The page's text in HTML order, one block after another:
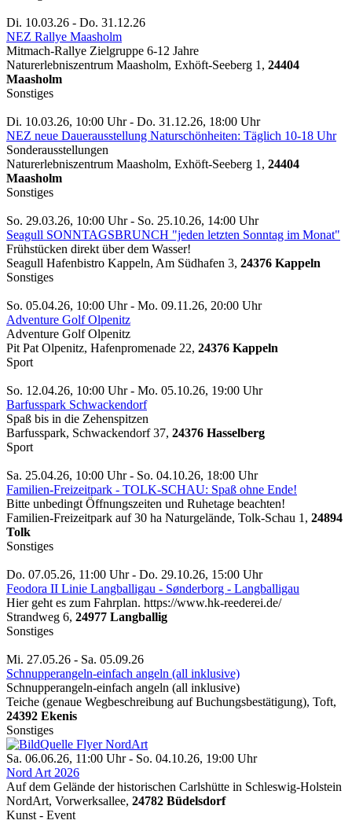
Di. 10.03.26 - Do. 31.12.26
NEZ Rallye Maasholm
Mitmach-Rallye Zielgruppe 6-12 Jahre
Naturerlebniszentrum Maasholm, Exhöft-Seeberg 1, 24404
Maasholm
Sonstiges
Di. 10.03.26, 10:00 Uhr - Do. 31.12.26, 18:00 Uhr
NEZ neue Dauerausstellung Naturschönheiten: Täglich 10-18 Uhr
Sonderausstellungen
Naturerlebniszentrum Maasholm, Exhöft-Seeberg 1, 24404
Maasholm
Sonstiges
So. 29.03.26, 10:00 Uhr - So. 25.10.26, 14:00 Uhr
Seagull SONNTAGSBRUNCH "jeden letzten Sonntag im Monat"
Frühstücken direkt über dem Wasser!
Seagull Hafenbistro Kappeln, Am Südhafen 3, 24376 Kappeln
Sonstiges
So. 05.04.26, 10:00 Uhr - Mo. 09.11.26, 20:00 Uhr
Adventure Golf Olpenitz
Adventure Golf Olpenitz
Pit Pat Olpenitz, Hafenpromenade 22, 24376 Kappeln
Sport
So. 12.04.26, 10:00 Uhr - Mo. 05.10.26, 19:00 Uhr
Barfusspark Schwackendorf
Spaß bis in die Zehenspitzen
Barfusspark, Schwackendorf 37, 24376 Hasselberg
Sport
Sa. 25.04.26, 10:00 Uhr - So. 04.10.26, 18:00 Uhr
Familien-Freizeitpark - TOLK-SCHAU: Spaß ohne Ende!
Bitte unbedingt Öffnungszeiten und Ruhetage beachten!
Familien-Freizeitpark auf 30 ha Naturgelände, Tolk-Schau 1, 24894
Tolk
Sonstiges
Do. 07.05.26, 11:00 Uhr - Do. 29.10.26, 15:00 Uhr
Feodora II Linie Langballigau - Sønderborg - Langballigau
Hier geht es zum Fahrplan. https://www.hk-reederei.de/
Strandweg 6, 24977 Langballig
Sonstiges
Mi. 27.05.26 - Sa. 05.09.26
Schnupperangeln-einfach angeln (all inklusive)
Schnupperangeln-einfach angeln (all inklusive)
Teiche (genaue Wegbeschreibung auf Buchungsbestätigung), Toft,
24392 Ekenis
Sonstiges
Sa. 06.06.26, 11:00 Uhr - So. 04.10.26, 19:00 Uhr
Nord Art 2026
Auf dem Gelände der historischen Carlshütte in Schleswig-Holstein
NordArt, Vorwerksallee, 24782 Büdelsdorf
Kunst - Event